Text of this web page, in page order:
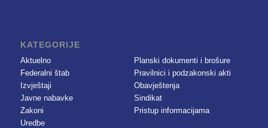
KATEGORIJE
Aktuelno
Federalni štab
Izvještaji
Javne nabavke
Zakoni
Uredbe
Planski dokumenti i brošure
Pravilnici i podzakonski akti
Obavještenja
Sindikat
Pristup informacijama